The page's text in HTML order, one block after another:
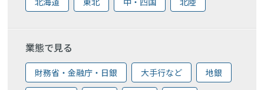
業態で見る
財務省・金融庁・日銀 大手行など 地銀